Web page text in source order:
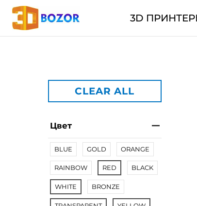
3D
CLEAR ALL
Цвет
BLUE GOLD ORANGE
RAINBOW RED BLACK
WHITE BRONZE